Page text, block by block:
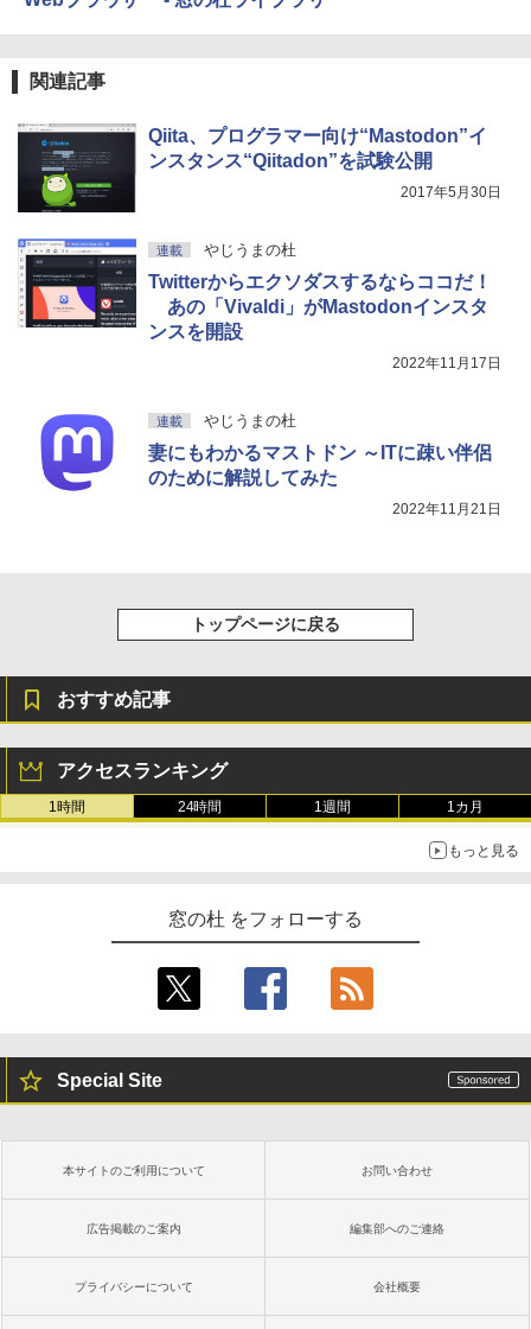
New Amazon Kindle Scribe Colorsoft |
11インチカラーディスプレイ、64GBスト
レージ、ノート機能搭載、明るさ自動調
整、色調調節ライト、プレミアムペン付
￥115,980
関連記事
Qiita、プログラマー向け“Mastodon”イ
ンスタンス“Qiitadon”を試験公開
2017年5月30日
連載 やじうまの杜
Twitterからエクソダスするならココだ！
あの「Vivaldi」がMastodonインスタ
ンスを開設
2022年11月17日
連載 やじうまの杜
妻にもわかるマストドン ～ITに疎い伴侶
のために解説してみた
2022年11月21日
トップページに戻る
おすすめ記事
アクセスランキング
1時間 24時間 1週間 1カ月
もっと見る
窓の杜 をフォローする
Special Site
本サイトのご利用について お問い合わせ
広告掲載のご案内 編集部へのご連絡
プライバシーについて 会社概要